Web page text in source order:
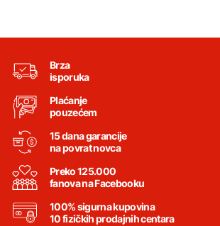
Brza
isporuka
Plaćanje
pouzećem
15 dana garancije
na povrat novca
Preko 125.000
fanova na Facebooku
100% sigurna kupovina
10 fizičkih prodajnih centara